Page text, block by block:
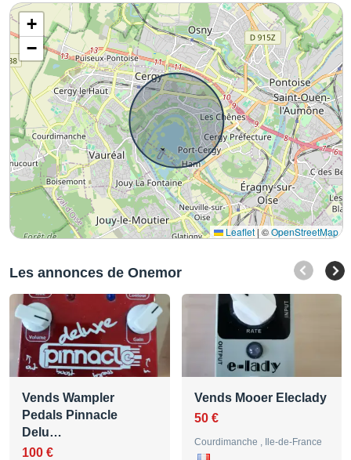
+
−
Leaflet |©OpenStreetMap
Les annonces de Onemor
Vends Wampler
Pedals Pinnacle
Delu…
100 €
Vends Mooer Eleclady
50 €
Courdimanche , Ile-de-France